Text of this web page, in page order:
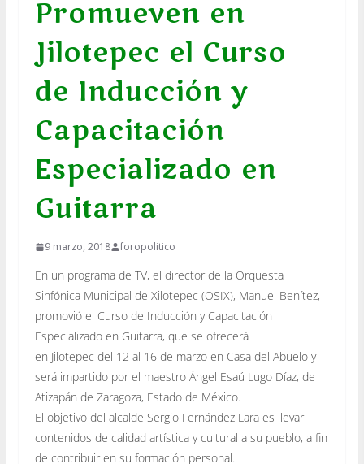
Promueven en
Jilotepec el Curso
de Inducción y
Capacitación
Especializado en
Guitarra
9 marzo, 2018 foropolitico
En un programa de TV, el director de la Orquesta
Sinfónica Municipal de Xilotepec (OSIX), Manuel Benítez,
promovió el Curso de Inducción y Capacitación
Especializado en Guitarra, que se ofrecerá
en Jilotepec del 12 al 16 de marzo en Casa del Abuelo y
será impartido por el maestro Ángel Esaú Lugo Díaz, de
Atizapán de Zaragoza, Estado de México.
El objetivo del alcalde Sergio Fernández Laraes llevar
contenidos de calidad artísticay cultural a su pueblo, a fin
de contribuir en su formación personal.